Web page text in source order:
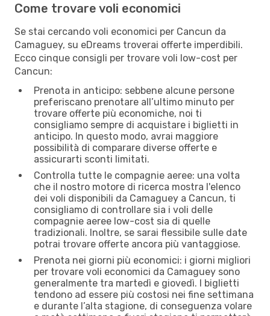
Come trovare voli economici
Se stai cercando voli economici per Cancun da
Camaguey, su eDreams troverai offerte imperdibili.
Ecco cinque consigli per trovare voli low-cost per
Cancun:
Prenota in anticipo: sebbene alcune persone
preferiscano prenotare all’ultimo minuto per
trovare offerte più economiche, noi ti
consigliamo sempre di acquistare i biglietti in
anticipo. In questo modo, avrai maggiore
possibilità di comparare diverse offerte e
assicurarti sconti limitati.
Controlla tutte le compagnie aeree: una volta
che il nostro motore di ricerca mostra l'elenco
dei voli disponibili da Camaguey a Cancun, ti
consigliamo di controllare sia i voli delle
compagnie aeree low-cost sia di quelle
tradizionali. Inoltre, se sarai flessibile sulle date
potrai trovare offerte ancora più vantaggiose.
Prenota nei giorni più economici: i giorni migliori
per trovare voli economici da Camaguey sono
generalmente tra martedì e giovedì. I biglietti
tendono ad essere più costosi nei fine settimana
e durante l’alta stagione, di conseguenza volare